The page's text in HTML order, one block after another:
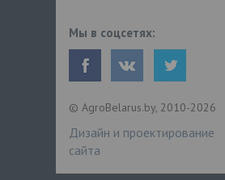
Мы в соцсетях:
© AgroBelarus.by, 2010-2026
Дизайн и проектирование
сайта